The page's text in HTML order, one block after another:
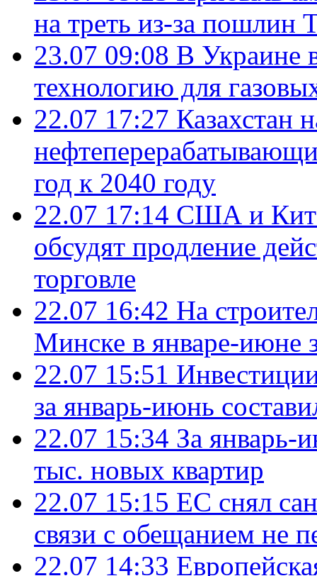
на треть из-за пошлин
23.07 09:08 В Украине
технологию для
22.07 17:27 Казахстан
год к 2040 году
22.07 17:14 США и
обсудят продление
торговле
22.07 16:42 На
Минске в январе-июне
22.07 15:51
за январь-июнь
22.07 15:34 За январь-
тыс. новых квартир
22.07 15:15 ЕС снял
связи с обещанием не
22.07 14:33